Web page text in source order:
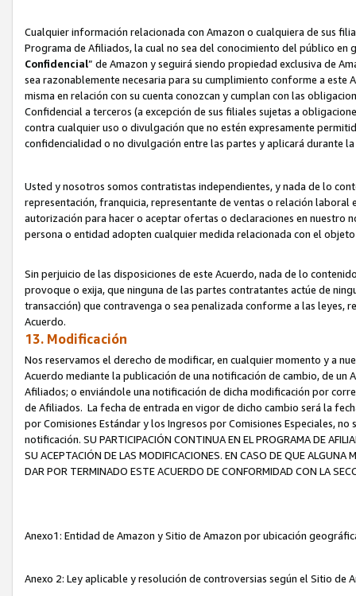
Cualquier información relacionada con Amazon o cualquiera de sus
Programa de Afiliados, la cual no sea del conocimiento del público
Confidencial” de Amazon y seguirá siendo propiedad exclusiva de
sea razonablemente necesaria para su cumplimiento conforme a
misma en relación con su cuenta conozcan y cumplan con las
Confidencial a terceros (a excepción de sus filiales sujetas a
contra cualquier uso o divulgación que no estén expresamente
confidencialidad o no divulgación entre las partes y aplicará durante
Usted y nosotros somos contratistas independientes, y nada de lo
representación, franquicia, representante de ventas o relación
autorización para hacer o aceptar ofertas o declaraciones en nuestro
persona o entidad adopten cualquier medida relacionada con el
Sin perjuicio de las disposiciones de este Acuerdo, nada de lo
provoque o exija, que ninguna de las partes contratantes actúe de
transacción) que contravenga o sea penalizada conforme a las leyes,
Acuerdo.
13. Modificación
Nos reservamos el derecho de modificar, en cualquier momento y a
Acuerdo mediante la publicación de una notificación de cambio, de
Afiliados; o enviándole una notificación de dicha modificación por
de Afiliados. La fecha de entrada en vigor de dicho cambio será la
por Comisiones Estándar y los Ingresos por Comisiones Especiales,
notificación. SU PARTICIPACIÓN CONTINUA EN EL PROGRAMA DE
SU ACEPTACIÓN DE LAS MODIFICACIONES. EN CASO DE QUE ALGUNA
DAR POR TERMINADO ESTE ACUERDO DE CONFORMIDAD CON LA
Anexo1: Entidad de Amazon y Sitio de Amazon por ubicación
Anexo 2: Ley aplicable y resolución de controversias según el Sitio de